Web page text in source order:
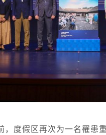
度假区再次为一名罹患